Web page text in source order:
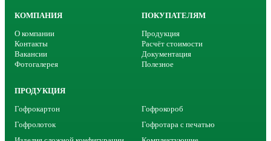
КОМПАНИЯ
О компании
Контакты
Вакансии
Фотогалерея
ПОКУПАТЕЛЯМ
Продукция
Расчёт стоимости
Документация
Полезное
ПРОДУКЦИЯ
Гофрокартон
Гофрокороб
Гофролоток
Гофротара с печатью